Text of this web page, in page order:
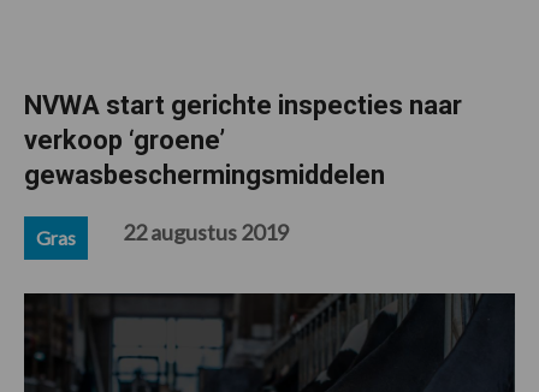
NVWA start gerichte inspecties naar
verkoop ‘groene’
gewasbeschermingsmiddelen
Gras 22 augustus 2019